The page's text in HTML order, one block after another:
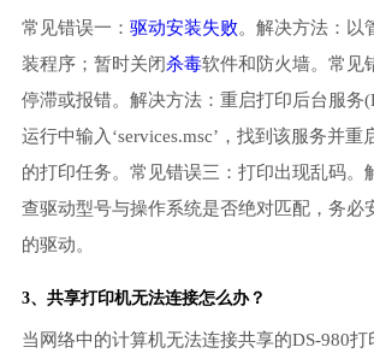
常见错误一： 驱动安装失败。解决方法：以
装程序；暂时关闭杀毒软件和防火墙。常见
停滞或报错。解决方法：重启打印后台服务
运行中输入‘services.msc’，找到该服务并
的打印任务。常见错误三：打印出现乱码。
查驱动型号与操作系统是否绝对匹配，务必
的驱动。
3、共享打印机无法连接怎么办？
当网络中的计算机无法连接共享的DS-980